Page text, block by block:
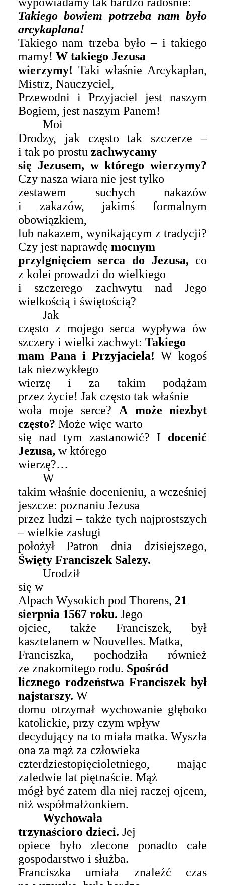
Takiego bowiem potrzeba nam było
arcykapłana!
Takiego nam trzeba było – i takiego
mamy! W takiego Jezusa
wierzymy! Taki właśnie Arcykapłan,
Mistrz, Nauczyciel,
Przewodni i Przyjaciel jest naszym
Bogiem, jest naszym Panem!
Moi
Drodzy, jak często tak szczerze –
i tak po prostu zachwycamy
się Jezusem, w którego wierzymy?
Czy nasza wiara nie jest tylko
zestawem suchych nakazów
i zakazów, jakimś formalnym
obowiązkiem,
lub nakazem, wynikającym z tradycji?
Czy jest naprawdę mocnym
przylgnięciem serca do Jezusa, co
z kolei prowadzi do wielkiego
i szczerego zachwytu nad Jego
wielkością i świętością?
Jak
często z mojego serca wypływa ów
szczery i wielki zachwyt: Takiego
mam Pana i Przyjaciela! W kogoś
tak niezwykłego
wierzę i za takim podążam
przez życie! Jak często tak właśnie
woła moje serce? A może niezbyt
często? Może więc warto
się nad tym zastanowić? I docenić
Jezusa, w którego
wierzę?…
W
takim właśnie docenieniu, a wcześniej
jeszcze: poznaniu Jezusa
przez ludzi – także tych najprostszych
– wielkie zasługi
położył Patron dnia dzisiejszego,
Święty Franciszek Salezy.
Urodził
się w
Alpach Wysokich pod Thorens, 21
sierpnia 1567 roku. Jego
ojciec, także Franciszek, był
kasztelanem w Nouvelles. Matka,
Franciszka, pochodziła również
ze znakomitego rodu. Spośród
licznego rodzeństwa Franciszek był
najstarszy. W
domu otrzymał wychowanie głęboko
katolickie, przy czym wpływ
decydujący na to miała matka. Wyszła
ona za mąż za człowieka
czterdziestopięcioletniego, mając
zaledwie lat piętnaście. Mąż
mógł być zatem dla niej raczej ojcem,
niż współmałżonkiem.
Wychowała
trzynaścioro dzieci. Jej
opiece było zlecone ponadto całe
gospodarstwo i służba.
Franciszka umiała znaleźć czas